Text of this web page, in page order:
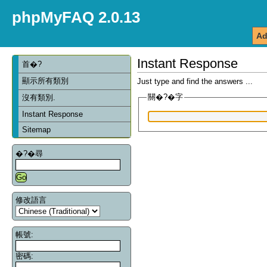
phpMyFAQ 2.0.13
首�?
顯示所有類別
沒有類別.
Instant Response
Sitemap
�?�尋
修改語言
帳號:
密碼:
Instant Response
Just type and find the answers ...
關�?�字